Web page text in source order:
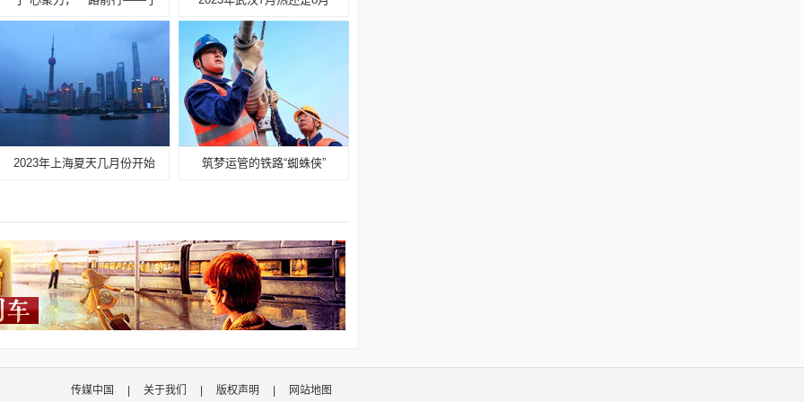
2023年上海夏天几月份开始 筑梦运管的铁路“蜘蛛侠”
传媒中国 关于我们 版权声明 网站地图